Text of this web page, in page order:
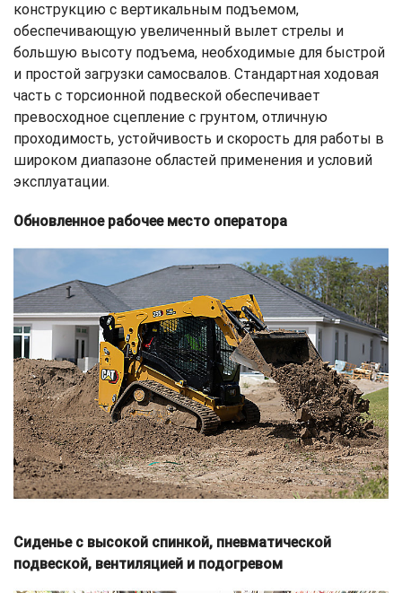
конструкцию с вертикальным подъемом,
обеспечивающую увеличенный вылет стрелы и
большую высоту подъема, необходимые для быстрой
и простой загрузки самосвалов. Стандартная ходовая
часть c торсионной подвеской обеспечивает
превосходное сцепление с грунтом, отличную
проходимость, устойчивость и скорость для работы в
широком диапазоне областей применения и условий
эксплуатации.
Обновленное рабочее место оператора
Сиденье с высокой спинкой, пневматической
подвеской, вентиляцией и подогревом